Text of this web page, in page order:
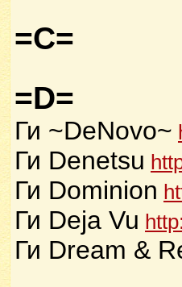
=C=
=D=
Ги ~DeNovo~
Ги Denetsu
Ги Dominion
Ги Deja Vu
Ги Dream &